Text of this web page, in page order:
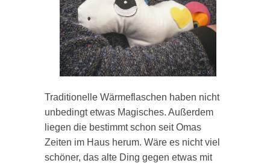
Traditionelle Wärmeflaschen haben nicht
unbedingt etwas Magisches. Außerdem
liegen die bestimmt schon seit Omas
Zeiten im Haus herum. Wäre es nicht viel
schöner, das alte Ding gegen etwas mit